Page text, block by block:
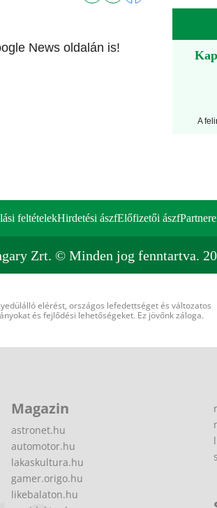
News oldalán is!
A
feltételekHirdetési ászfElőfizetői ászf
Zrt. © Minden jog fenntartva.
elérést, országos lefedettséget és változatos
és fejlődési lehetőségeket. Ez jövőnk záloga.
Magazin
astronet.hu
automotor.hu
lakaskultura.hu
gamer.origo.hu
likebalaton.hu